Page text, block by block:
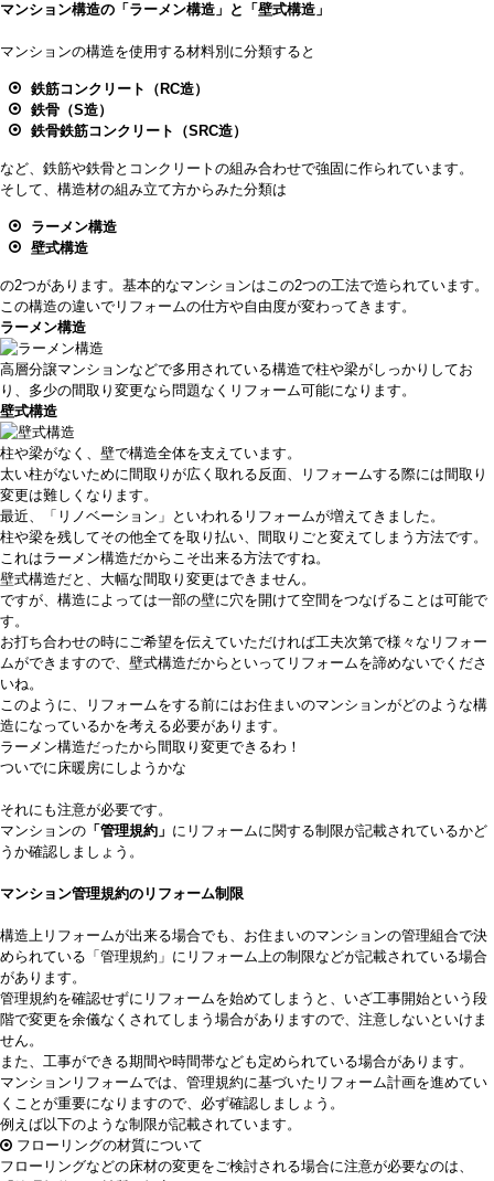
マンション構造の「ラーメン構造」と「壁式構造」
マンションの構造を使用する材料別に分類すると
鉄筋コンクリート（RC造）
鉄骨（S造）
鉄骨鉄筋コンクリート（SRC造）
など、鉄筋や鉄骨とコンクリートの組み合わせで強固に作られています。
そして、構造材の組み立て方からみた分類は
ラーメン構造
壁式構造
の2つがあります。基本的なマンションはこの2つの工法で造られています。
この構造の違いでリフォームの仕方や自由度が変わってきます。
ラーメン構造
高層分譲マンションなどで多用されている構造で柱や梁がしっかりしてお
り、多少の間取り変更なら問題なくリフォーム可能になります。
壁式構造
柱や梁がなく、壁で構造全体を支えています。
太い柱がないために間取りが広く取れる反面、リフォームする際には間取り
変更は難しくなります。
最近、「リノベーション」といわれるリフォームが増えてきました。
柱や梁を残してその他全てを取り払い、間取りごと変えてしまう方法です。
これはラーメン構造だからこそ出来る方法ですね。
壁式構造だと、大幅な間取り変更はできません。
ですが、構造によっては一部の壁に穴を開けて空間をつなげることは可能で
す。
お打ち合わせの時にご希望を伝えていただければ工夫次第で様々なリフォー
ムができますので、壁式構造だからといってリフォームを諦めないでくださ
いね。
このように、リフォームをする前にはお住まいのマンションがどのような構
造になっているかを考える必要があります。
ラーメン構造だったから間取り変更できるわ！
ついでに床暖房にしようかな
それにも注意が必要です。
マンションの 「管理規約」 にリフォームに関する制限が記載されているかど
うか確認しましょう。
マンション管理規約のリフォーム制限
構造上リフォームが出来る場合でも、お住まいのマンションの管理組合で決
められている「管理規約」にリフォーム上の制限などが記載されている場合
があります。
管理規約を確認せずにリフォームを始めてしまうと、いざ工事開始という段
階で変更を余儀なくされてしまう場合がありますので、注意しないといけま
せん。
また、工事ができる期間や時間帯なども定められている場合があります。
マンションリフォームでは、管理規約に基づいたリフォーム計画を進めてい
くことが重要になりますので、必ず確認しましょう。
例えば以下のような制限が記載されています。
フローリングの材質について
フローリングなどの床材の変更をご検討される場合に注意が必要なのは、